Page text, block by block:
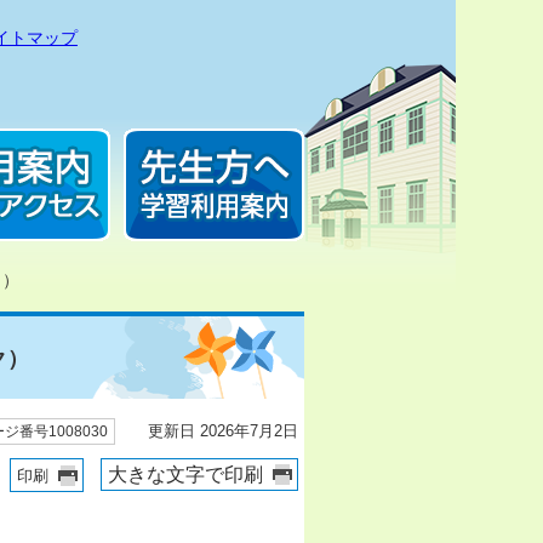
トマップ
ジ番号1008030 更新日 2026年7月2日
印刷 大きな文字で印刷